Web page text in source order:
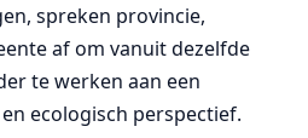
spreken provincie,
af om vanuit dezelfde
te werken aan een
ecologisch perspectief.